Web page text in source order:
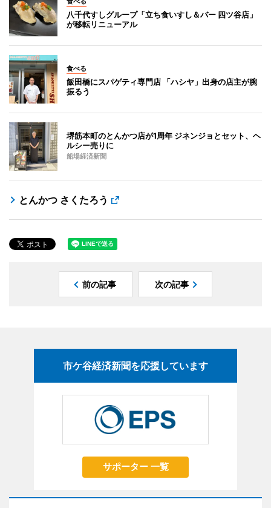
八千代すしグループ「立ち食いすし＆バー 四ツ谷店」
が移転リニューアル
食べる
飯田橋にスパゲティ専門店 「ハシヤ」出身の店主が腕
振るう
堺筋本町のとんかつ店が1周年 ジネンジョとセット、ヘ
ルシー売りに
船場経済新聞
とんかつ さくたろう
前の記事 次の記事
市ケ谷経済新聞を応援しています
サポーター 一覧